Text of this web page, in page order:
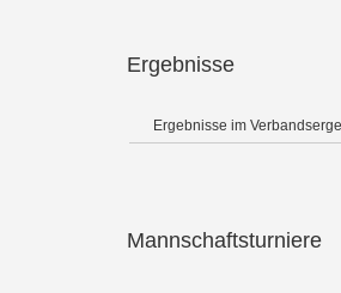
Ergebnisse
Ergebnisse im
Mannschaftsturniere